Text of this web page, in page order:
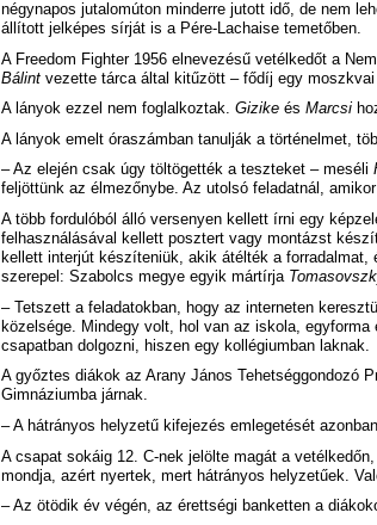
négynapos jutalomúton minderre jutott idő, de nem
állított jelképes sírját is a Pére-Lachaise temetőben.
A Freedom Fighter 1956 elnevezésű vetélkedőt a
Bálint vezette tárca által kitűzött – fődíj egy
A lányok ezzel nem foglalkoztak. Gizike és Marcsi
A lányok emelt óraszámban tanulják a történelmet,
– Az elején csak úgy töltögették a teszteket – meséli
feljöttünk az élmezőnybe. Az utolsó feladatnál,
A több fordulóból álló versenyen kellett írni egy
felhasználásával kellett posztert vagy montázst
kellett interjút készíteniük, akik átélték a forradalmat,
szerepel: Szabolcs megye egyik mártírja
– Tetszett a feladatokban, hogy az interneten
közelsége. Mindegy volt, hol van az iskola, egyforma
csapatban dolgozni, hiszen egy kollégiumban laknak.
A győztes diákok az Arany János Tehetséggondozó
Gimnáziumba járnak.
– A hátrányos helyzetű kifejezés emlegetését
A csapat sokáig 12. C-nek jelölte magát a
mondja, azért nyertek, mert hátrányos helyzetűek.
– Az ötödik év végén, az érettségi banketten a